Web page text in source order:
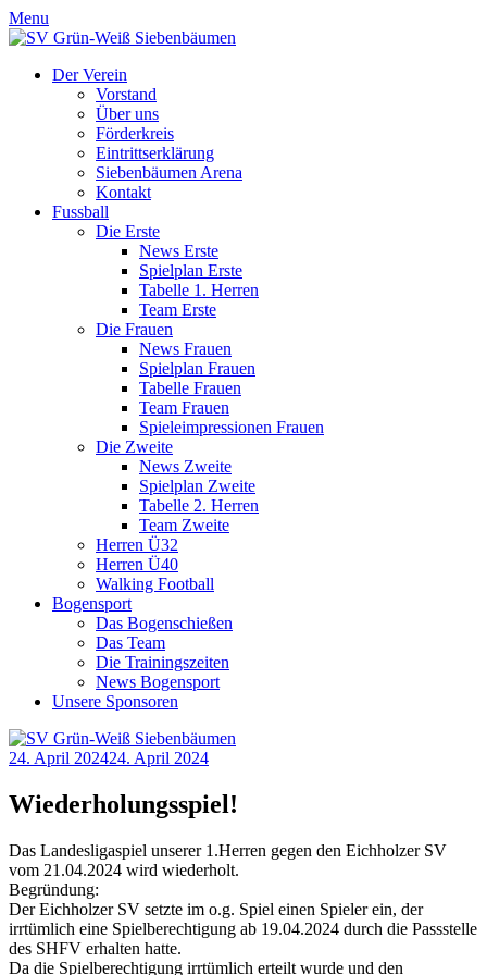
Menu
Der Verein
Vorstand
Über uns
Förderkreis
Eintrittserklärung
Siebenbäumen Arena
Kontakt
Fussball
Die Erste
News Erste
Spielplan Erste
Tabelle 1. Herren
Team Erste
Die Frauen
News Frauen
Spielplan Frauen
Tabelle Frauen
Team Frauen
Spieleimpressionen Frauen
Die Zweite
News Zweite
Spielplan Zweite
Tabelle 2. Herren
Team Zweite
Herren Ü32
Herren Ü40
Walking Football
Bogensport
Das Bogenschießen
Das Team
Die Trainingszeiten
News Bogensport
Unsere Sponsoren
24. April 202424. April 2024
Wiederholungsspiel!
Das Landesligaspiel unserer 1.Herren gegen den Eichholzer SV
vom 21.04.2024 wird wiederholt.
Begründung:
Der Eichholzer SV setzte im o.g. Spiel einen Spieler ein, der
irrtümlich eine Spielberechtigung ab 19.04.2024 durch die Passstelle
des SHFV erhalten hatte.
Da die Spielberechtigung irrtümlich erteilt wurde und den